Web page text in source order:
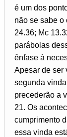
é um dos
não se sabe o
24.36; Mc
parábolas
ênfase à
Apesar de ser
segunda
precederão a
21. Os
cumprimento
essa vinda